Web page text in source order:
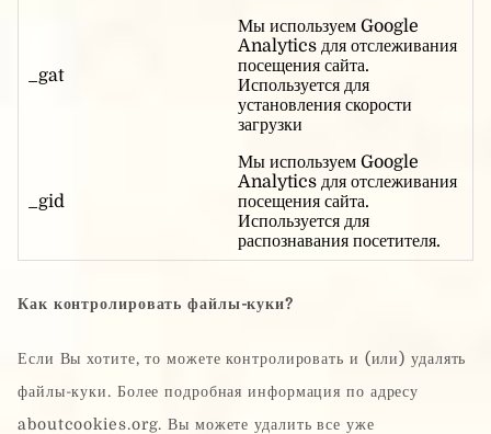
_gat
Мы используем Google
Analytics для отслеживания
посещения сайта.
Используется для
установления скорости
загрузки
_gid
Мы используем Google
Analytics для отслеживания
посещения сайта.
Используется для
распознавания посетителя.
Как контролировать файлы-куки?
Если Вы хотите, то можете контролировать и (или) удалять
файлы-куки. Более подробная информация по адресу
aboutcookies.org. Вы можете удалить все уже